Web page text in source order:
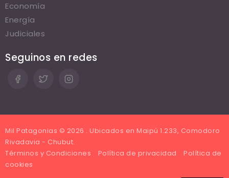
Economía
Energía
Judiciales
Seguinos en redes
Mil Patagonias © 2026 . Ubicados en Maipú 1.233, Comodoro
Rivadavia - Chubut.
Términos y Condiciones
Política de privacidad
Política de
cookies